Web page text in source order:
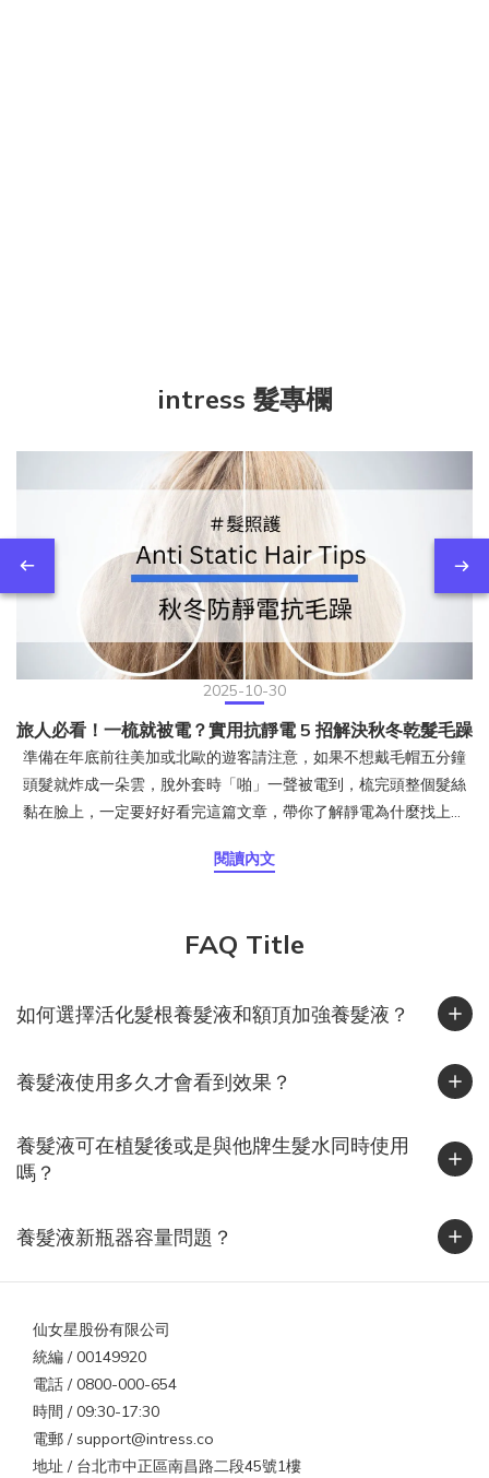
intress 髮專欄
2025-10-30
旅人必看！一梳就被電？實用抗靜電 5 招解決秋冬乾髮毛躁
準備在年底前往美加或北歐的遊客請注意，如果不想戴毛帽五分鐘
頭髮就炸成一朵雲，脫外套時「啪」一聲被電到，梳完頭整個髮絲
黏在臉上，一定要好好看完這篇文章，帶你了解靜電為什麼找上頭
方式。頭髮為什麼會產生靜電？靜電是摩擦生電的結果。當頭髮與
些電荷無法散去，就會停留在頭髮上，讓髮絲之間互相排斥、炸
靜電！台灣給人的印象是「濕答答」，但其實在 11 月到隔年 2 月
間，東北季風帶來冷空氣與乾燥氣流，加上許多人開除濕機或冷氣
間。北部常見「外濕內乾」、中部早晚溫差大、南部風大又乾燥，
很傷髮質靜電不只是造型問題，也反映出髮絲的乾燥狀態。研究指
出，靜電會增加髮絲摩擦力與梳理力，使頭髮更容易斷裂、角質層
化。染燙後、常吹整或自然偏乾的髮質，都屬於靜電高風險族群。
實用抗靜電 5 招，從旅程到日常都適用1. 保濕是第一步乾燥的頭髮
木梳或金屬梳則能導電釋放靜電。出國時可攜帶小型木梳或抗靜電
梳具。3. 選對衣物材質壓克力、尼龍、聚酯纖維衣物摩擦力強，最
容易起電。改穿棉質、絲質或羊毛混紡衣物能大幅減少靜電。4. 保
持空氣濕度台灣或國外都一樣，濕度過低是靜電主因。可在室內放
一杯水或加濕器，維持濕度約 50%。5. 避免過熱吹風高溫會破壞角
質層，導致更乾更電。建議使用中溫或具負離子功能的吹風機，減
閱讀內文
FAQ Title
如何選擇活化髮根養髮液和額頂加強養髮液？
養髮液使用多久才會看到效果？
養髮液可在植髮後或是與他牌生髮水同時使用
嗎？
養髮液新瓶器容量問題？
仙女星股份有限公司
統編 / 00149920
電話 / 0800-000-654
時間 / 09:30-17:30
電郵 / support@intress.co
地址 / 台北市中正區南昌路二段45號1樓